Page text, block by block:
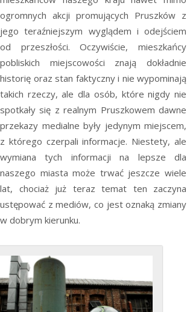
ogromnych akcji promujących Pruszków z
jego teraźniejszym wyglądem i odejściem
od przeszłości. Oczywiście, mieszkańcy
pobliskich miejscowości znają dokładnie
historię oraz stan faktyczny i nie wypominają
takich rzeczy, ale dla osób, które nigdy nie
spotkały się z realnym Pruszkowem dawne
przekazy medialne były jedynym miejscem,
z którego czerpali informacje. Niestety, ale
wymiana tych informacji na lepsze dla
naszego miasta może trwać jeszcze wiele
lat, chociaż już teraz temat ten zaczyna
ustępować z mediów, co jest oznaką zmiany
w dobrym kierunku.